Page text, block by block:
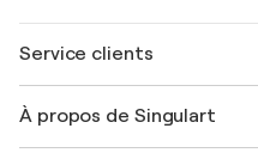
Service clients
Expédition
À propos de Singulart